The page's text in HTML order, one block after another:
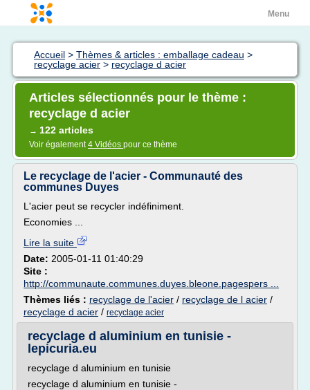
Menu
Accueil > Thèmes & articles : emballage cadeau >
recyclage acier > recyclage d acier
Articles sélectionnés pour le thème :
recyclage d acier
→ 122 articles
Voir également4 Vidéos pour ce thème
Le recyclage de l'acier - Communauté des
communes Duyes
L'acier peut se recycler indéfiniment.
Economies ...
Lire la suite
Date: 2005-01-11 01:40:29
Site :
http://communaute.communes.duyes.bleone.pagespers ...
Thèmes liés : recyclage de l'acier / recyclage de l acier /
recyclage d acier / recyclage acier
recyclage d aluminium en tunisie -
lepicuria.eu
recyclage d aluminium en tunisie
recyclage d aluminium en tunisie -